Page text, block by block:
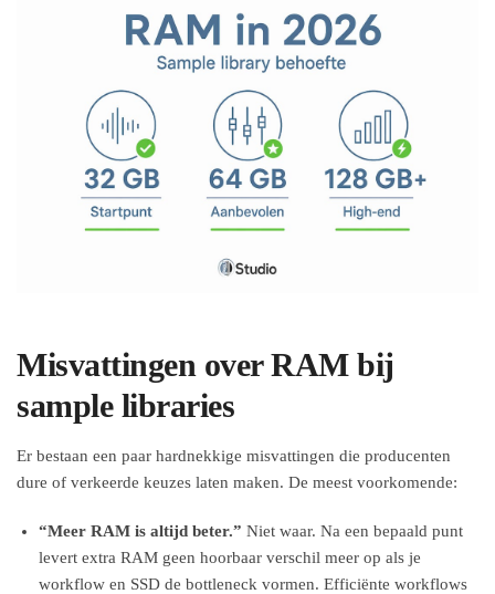
Misvattingen over RAM bij
sample libraries
Er bestaan een paar hardnekkige misvattingen die producenten
dure of verkeerde keuzes laten maken. De meest voorkomende:
“Meer RAM is altijd beter.” Niet waar. Na een bepaald punt
levert extra RAM geen hoorbaar verschil meer op als je
workflow en SSD de bottleneck vormen. Efficiënte workflows